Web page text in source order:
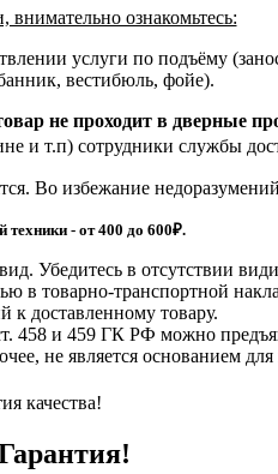
ознакомьтесь:
услуги по подъёму
вестибюль, фойе).
не проходит в дверные
и т.п) сотрудники службы
Во избежание
техники - от 400 до 600₽.
Убедитесь в отсутствии
товарно-транспортной
к доставленному товару.
458 и 459 ГК РФ можно
не является основанием
качества!